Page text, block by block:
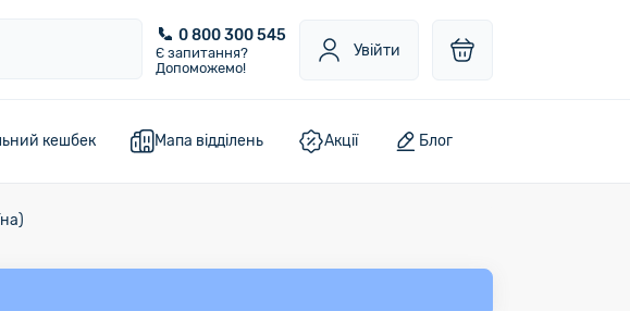
0 800 300 545
Є запитання?
Допоможемо!
Увійти
кешбек Мапа відділень Акції Блог